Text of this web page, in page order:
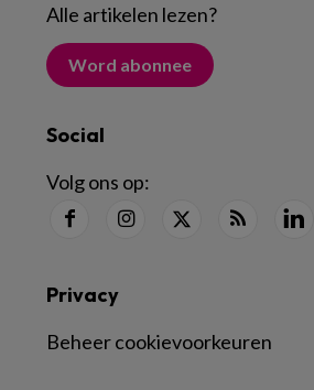
Alle artikelen lezen?
Word abonnee
Social
Volg ons op:
Privacy
Beheer cookievoorkeuren